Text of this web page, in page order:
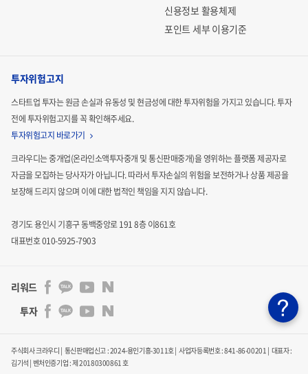
신용정보 활용체제
포인트 세부 이용기준
투자위험고지
스타트업 투자는 원금 손실과 유동성 및 현금성에 대한 투자위험을 가지고 있습니다.투자
전에 투자위험고지를 꼭 확인해주세요.
투자위험고지 바로가기
크라우디는 중개업(온라인소액투자중개 및 통신판매중개)을 영위하는 플랫폼 제공자로
자금을 모집하는당사자가 아닙니다. 따라서 투자손실의 위험을 보전하거나 상품 제공을
보장해 드리지 않으며 이에 대한 법적인 책임을 지지 않습니다.
경기도 용인시 기흥구 동백중앙로 191 8층 이861호
대표번호 010-5925-7903
리워드
투자
주식회사 크라우디 | 통신판매업신고 : 2024-용인기흥-3011호 | 사업자등록번호 : 841-86-00201 | 대표자 :
김기석 | 벤처인증기업 : 제 20180300861 호